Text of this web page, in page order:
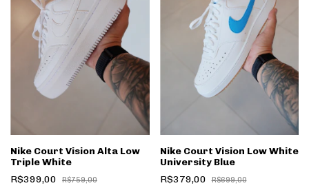
Nike Court Vision Alta Low
Triple White
R$399,00
R$759,00
Nike Court Vision Low White
University Blue
R$379,00
R$699,00